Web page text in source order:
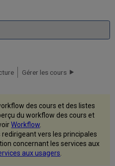
Gérer les cours
des cours et des listes
du workflow des cours et
Workflow.
redirigeant vers les principales
concernant les services aux
aux usagers.